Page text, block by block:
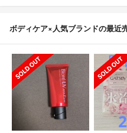
ボディケア×人気ブランドの最近